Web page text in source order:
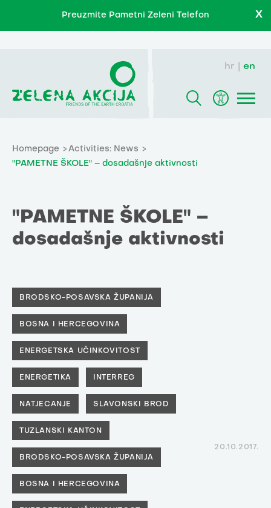
Preuzmite Pametni Zeleni Telefon X
hr en
Homepage
Activities: News
"PAMETNE ŠKOLE" – dosadašnje aktivnosti
"PAMETNE ŠKOLE" –
dosadašnje aktivnosti
BRODSKO-POSAVSKA ŽUPANIJA
BOSNA I HERCEGOVINA
ENERGETSKA UČINKOVITOST
ENERGETIKA INTERREG
NATJECANJE SLAVONSKI BROD
TUZLANSKI KANTON
BRODSKO-POSAVSKA ŽUPANIJA
BOSNA I HERCEGOVINA
20.10.2017.